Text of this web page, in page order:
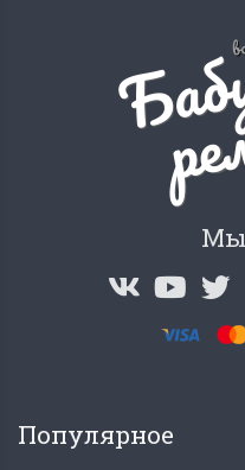
Мы
Популярное